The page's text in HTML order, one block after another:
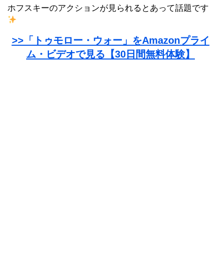
ホフスキーのアクションが見られるとあって話題です
>>「トゥモロー・ウォー」をAmazonプライ
ム・ビデオで見る【30日間無料体験】